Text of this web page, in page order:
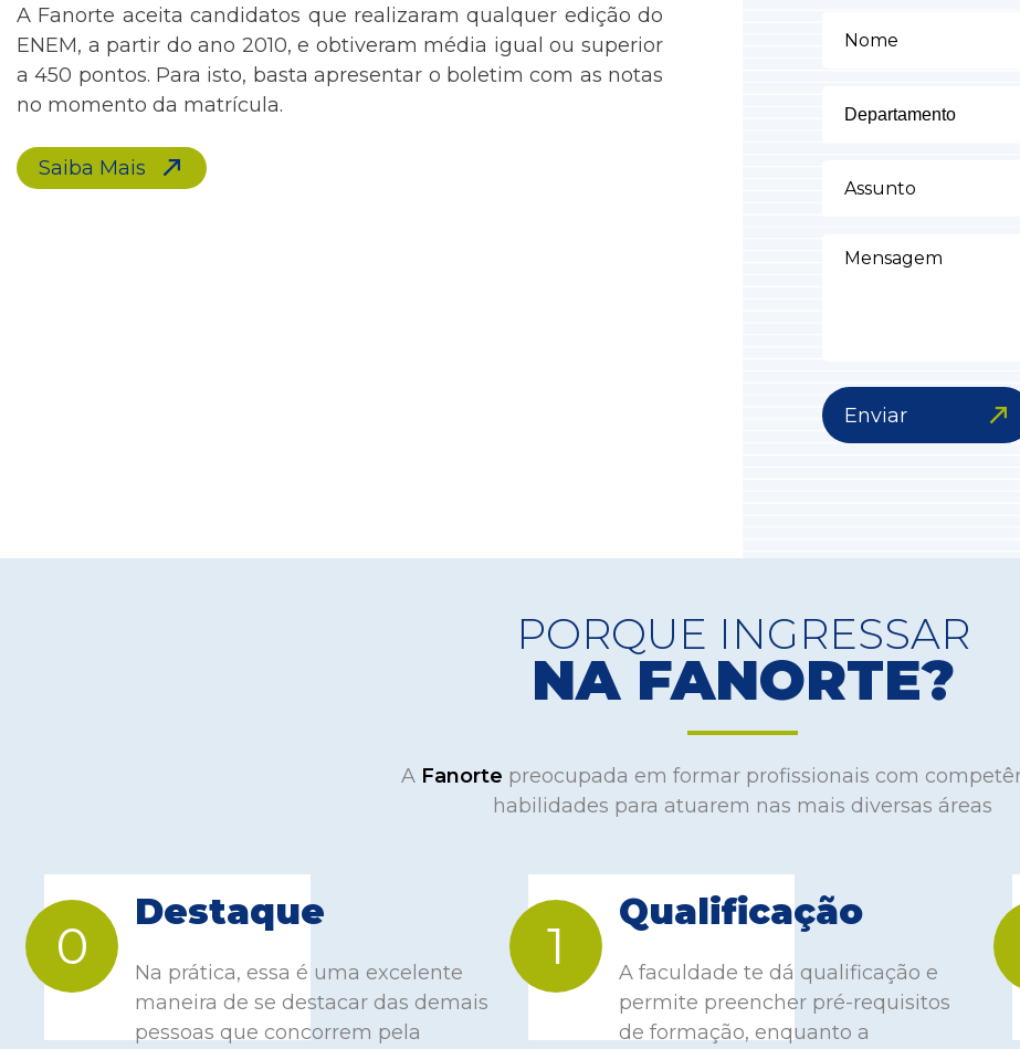
A Fanorte aceita candidatos que realizaram qualquer edição do
ENEM, a partir do ano 2010, e obtiveram média igual ou superior
a 450 pontos. Para isto, basta apresentar o boletim com as notas
no momento da matrícula.
Saiba Mais
Departamento
Enviar
PORQUE INGRESSAR
NA FANORTE?
A Fanorte preocupada em formar profissionais com
habilidades para atuarem nas mais diversas áreas
0
Destaque
Na prática, essa é uma excelente
maneira de se destacar das demais
pessoas que concorrem pela
1
Qualificação
A faculdade te dá qualificação e
permite preencher pré-requisitos
de formação, enquanto a